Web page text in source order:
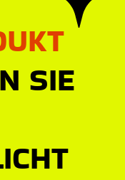
SIE